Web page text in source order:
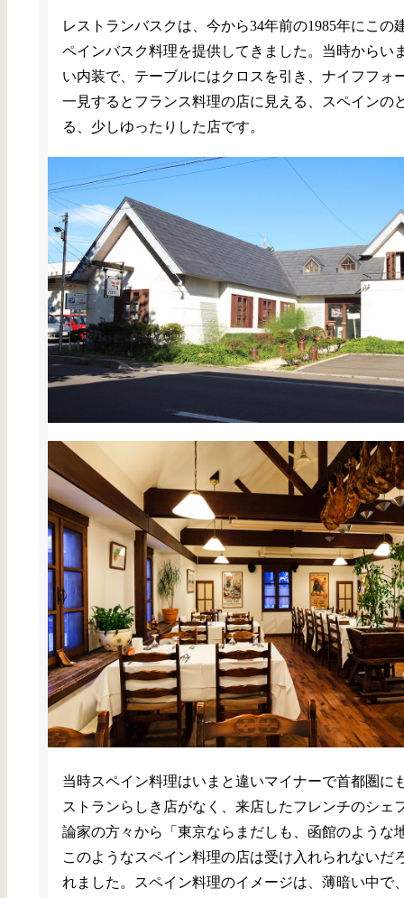
レストランバスクは、今から34年前の1985年にこの
ペインバスク料理を提供してきました。当時からい
い内装で、テーブルにはクロスを引き、ナイフフォ
一見するとフランス料理の店に見える、スペインの
る、少しゆったりした店です。
当時スペイン料理はいまと違いマイナーで首都圏に
ストランらしき店がなく、来店したフレンチのシェ
論家の方々から「東京ならまだしも、函館のような
このようなスペイン料理の店は受け入れられないだ
れました。スペイン料理のイメージは、薄暗い中で